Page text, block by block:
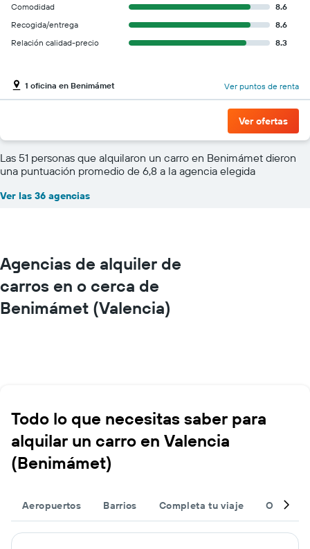
Comodidad
8.6
Recogida/entrega
8.6
Relación calidad-precio
8.3
1 oficina en Benimámet Ver puntos de renta
Ver ofertas
Las 51 personas que alquilaron un carro en Benimámet dieron
una puntuación promedio de 6,8 a la agencia elegida
Ver las 36 agencias
Agencias de alquiler de
carros en o cerca de
Benimámet (Valencia)
Todo lo que necesitas saber para
alquilar un carro en Valencia
(Benimámet)
Aeropuertos Barrios Completa tu viaje Otros